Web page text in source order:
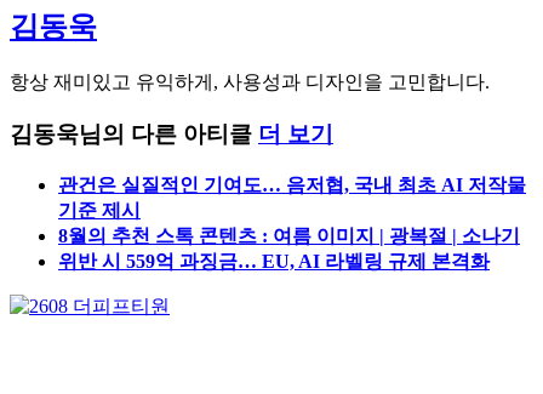
김동욱
항상 재미있고 유익하게, 사용성과 디자인을 고민합니다.
김동욱님의 다른 아티클 더 보기
관건은 실질적인 기여도… 음저협, 국내 최초 AI 저작물
기준 제시
8월의 추천 스톡 콘텐츠 : 여름 이미지 | 광복절 | 소나기
위반 시 559억 과징금… EU, AI 라벨링 규제 본격화